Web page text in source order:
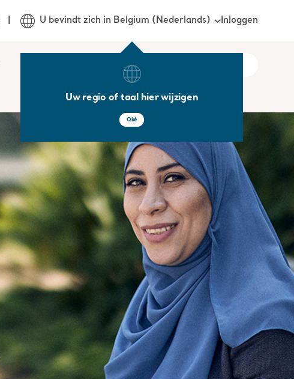
U bevindt zich in Belgium (Nederlands)
Uw regio of taal hier wijzigen
Oké
Inloggen